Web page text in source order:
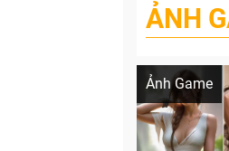
ẢNH
Ảnh Game
Lala Croft